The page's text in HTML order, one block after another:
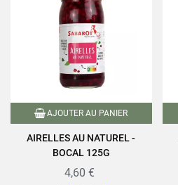
AJOUTER AU PANIER
AIRELLES AU NATUREL -
BOCAL 125G
4,60 €